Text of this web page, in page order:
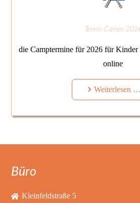
Tennis-Camps
die Camptermine für 2026 für Kinder
online
Weiterlesen …
Büro
Kleinfeldstraße 5